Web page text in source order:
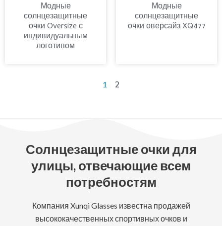
Модные
солнцезащитные
очки Oversize с
индивидуальным
логотипом
Модные
солнцезащитные
очки оверсайз XQ477
1 2
Солнцезащитные очки для
улицы, отвечающие всем
потребностям
Компания Xunqi Glasses известна продажей
высококачественных спортивных очков и